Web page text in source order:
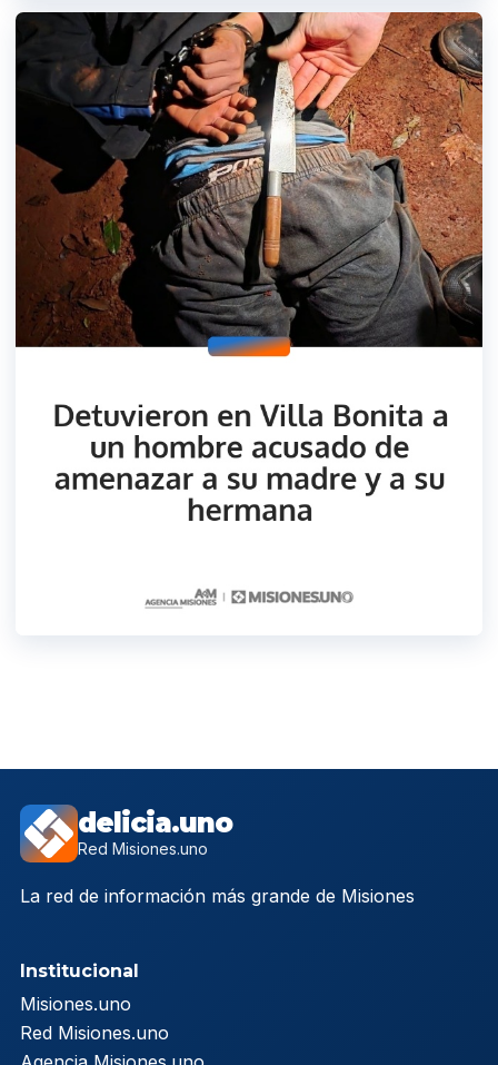
delicia.uno
Red Misiones.uno
La red de información más grande de Misiones
Institucional
Misiones.uno
Red Misiones.uno